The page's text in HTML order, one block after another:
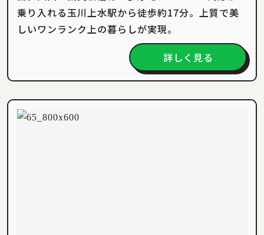
乗り入れる玉川上水駅から徒歩約17分。上質で美
しいワンランク上の暮らしが実現。
詳しく見る